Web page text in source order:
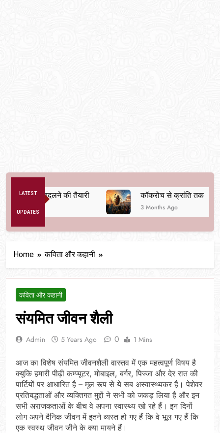
LATEST
UPDATES
बदलने की तैयारी कॉकरोच से क्रांति तक
3 Months Ago
Home कविता और कहानी
कविता और कहानी
संयमित जीवन शैली
Admin 5 Years Ago 0 1 Mins
आज का विशेष संयमित जीवनशैली वास्तव में एक महत्वपूर्ण विषय है
क्यूकि हमारी पीढ़ी कम्प्यूटर, मोबाइल, बर्गर, पिज्जा और देर रात की
पार्टियों पर आधारित है – मूल रूप से ये सब अस्वास्थ्यकर है। पेशेवर
प्रतिबद्धताओं और व्यक्तिगत मुद्दों ने सभी को जकड़ लिया है और इन
सभी अराजकताओं के बीच वे अपना स्वास्थ्य खो रहे हैं। इन दिनों
लोग अपने दैनिक जीवन में इतने व्यस्त हो गए हैं कि वे भूल गए हैं कि
एक स्वस्थ जीवन जीने के क्या मायने हैं।